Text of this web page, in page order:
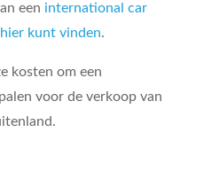
een international car
kunt vinden.
kosten om een
voor de verkoop van